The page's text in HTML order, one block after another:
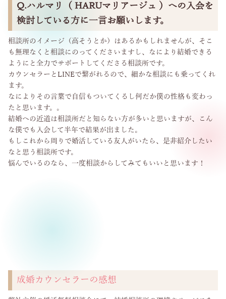
Q.ハルマリ（ HARUマリアージュ ）への入会を
検討している方に一言お願いします。
相談所のイメージ（高そうとか）はあるかもしれませんが、そこ
も無理なくと相談にのってくださいますし、なにより結婚できる
ようにと全力でサポートしてくださる相談所です。
カウンセラーとLINEで繋がれるので、細かな相談にも乗ってくれ
ます。
なによりその言葉で自信もついてくるし何だか僕の性格も変わっ
たと思います。。
結婚への近道は相談所だと知らない方が多いと思いますが、こん
な僕でも入会して半年で結果が出ました。
もしこれから周りで婚活している友人がいたら、是非紹介したい
なと思う相談所です。
悩んでいるのなら、一度相談からしてみてもいいと思います！
成婚カウンセラーの感想